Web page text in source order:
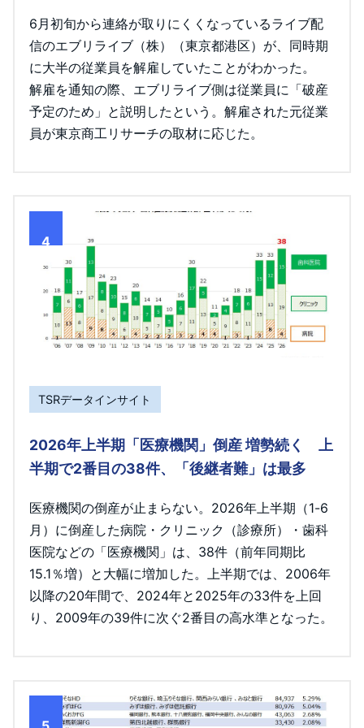
6月初旬から連絡が取りにくくなっているライブ配
信のエブリライブ（株）（東京都港区）が、同時期
に大半の従業員を解雇していたことがわかった。
解雇を通知の際、エブリライブ側は従業員に「破産
予定のため」と説明したという。解雇された元従業
員が東京商工リサーチの取材に応じた。
4
TSRデータインサイト
2026年上半期「医療機関」倒産 増勢続く 上
半期で2番目の38件、「後継者難」は最多
医療機関の倒産が止まらない。2026年上半期（1-6
月）に倒産した病院・クリニック（診療所）・歯科
医院などの「医療機関」は、38件（前年同期比
15.1％増）と大幅に増加した。上半期では、2006年
以降の20年間で、2024年と2025年の33件を上回
り、2009年の39件に次ぐ2番目の高水準となった。